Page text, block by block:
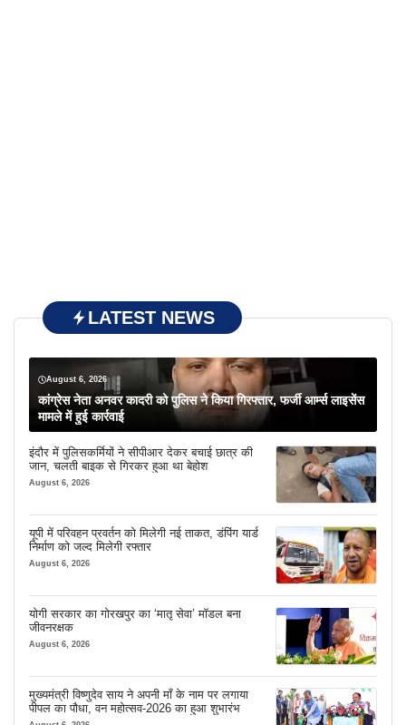
LATEST NEWS
August 6, 2026
कांग्रेस नेता अनवर कादरी को पुलिस ने किया गिरफ्तार, फर्जी आर्म्स लाइसेंस
मामले में हुई कार्रवाई
इंदौर में पुलिसकर्मियों ने सीपीआर देकर बचाई छात्र की
जान, चलती बाइक से गिरकर हुआ था बेहोश
August 6, 2026
यूपी में परिवहन प्रवर्तन को मिलेगी नई ताकत, डंपिंग यार्ड
निर्माण को जल्द मिलेगी रफ्तार
August 6, 2026
योगी सरकार का गोरखपुर का ‘मातृ सेवा’ मॉडल बना
जीवनरक्षक
August 6, 2026
मुख्यमंत्री विष्णुदेव साय ने अपनी माँ के नाम पर लगाया
पीपल का पौधा, वन महोत्सव-2026 का हुआ शुभारंभ